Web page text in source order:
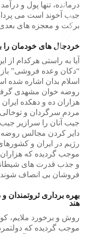
درمانده، تنها پول و
جیب آخوند است می
برکت و معجزه های بعدی
خردجال های خودمان را
آیا به راستی هرکدام
“دکان وعده فروشی” باز
اسلام بدان اشاره شده
روضه خوان مشهدی
هزاران ده و دهکده
مردم سرگردان و توخالی
جیب آنان را سرازیر
دایر کردن مجالس روضه
رژیم در ایران و
موجب گردیده که هزاران
و جذب قدرت های شیطانی
فروشان بی انصاف
بهره برداری ثروتمندان
هند
روش و برخورد ملایم،
موجب گردیده که
<